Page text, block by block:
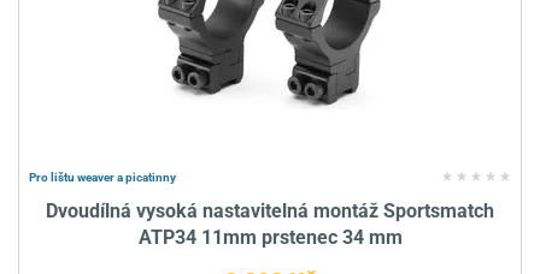
Pro lištu weaver a picatinny
Dvoudílná vysoká nastavitelná montáž Sportsmatch
ATP34 11mm prstenec 34 mm